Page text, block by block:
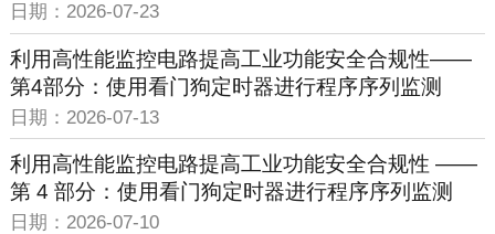
日期：2026-07-23
利用高性能监控电路提高工业功能安全合规性——
第4部分：使用看门狗定时器进行程序序列监测
日期：2026-07-13
利用高性能监控电路提高工业功能安全合规性 ——
第 4 部分：使用看门狗定时器进行程序序列监测
日期：2026-07-10